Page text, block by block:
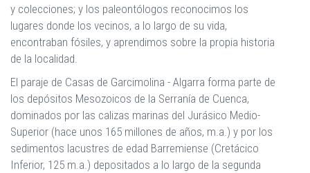
y colecciones; y los paleontólogos reconocimos los
lugares donde los vecinos, a lo largo de su vida,
encontraban fósiles, y aprendimos sobre la propia historia
de la localidad.
El paraje de Casas de Garcimolina - Algarra forma parte de
los depósitos Mesozoicos de la Serranía de Cuenca,
dominados por las calizas marinas del Jurásico Medio-
Superior (hace unos 165 millones de años, m.a.) y por los
sedimentos lacustres de edad Barremiense (Cretácico
Inferior, 125 m.a.) depositados a lo largo de la segunda